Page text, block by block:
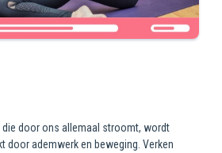
die door ons allemaal stroomt, wordt
door ademwerk en beweging. Verken